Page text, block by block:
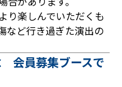
り楽しんでいただくも
など行き過ぎた演出の
会員募集ブースで